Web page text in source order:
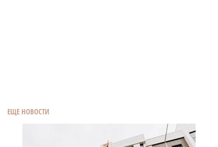
ЕЩЕ НОВОСТИ